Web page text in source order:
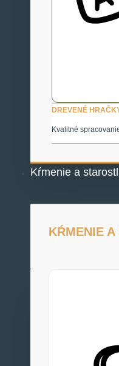
DREVENÉ
Kvalitné
Kŕmenie a
KŔMENIE